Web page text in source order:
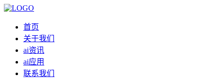
首页
关于我们
ai资讯
ai应用
联系我们